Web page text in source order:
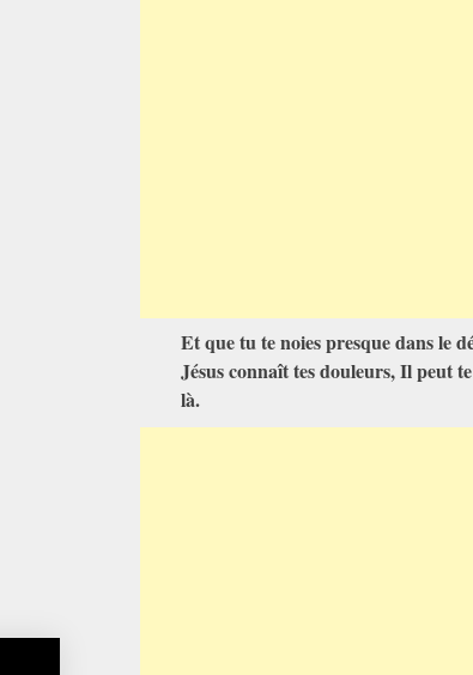
Et que tu te noies presque dans le
Jésus connaît tes douleurs, Il peut
là.